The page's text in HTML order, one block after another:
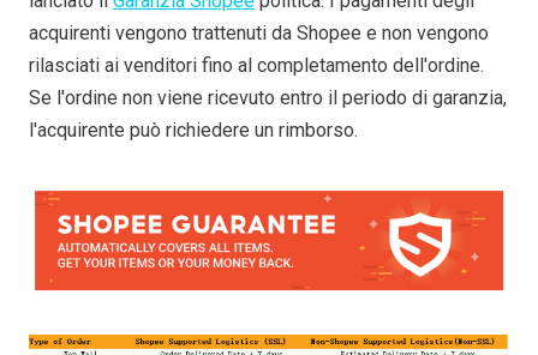
acquirenti vengono trattenuti da Shopee e non vengono
rilasciati ai venditori fino al completamento dell'ordine.
Se l'ordine non viene ricevuto entro il periodo di garanzia,
l'acquirente può richiedere un rimborso.